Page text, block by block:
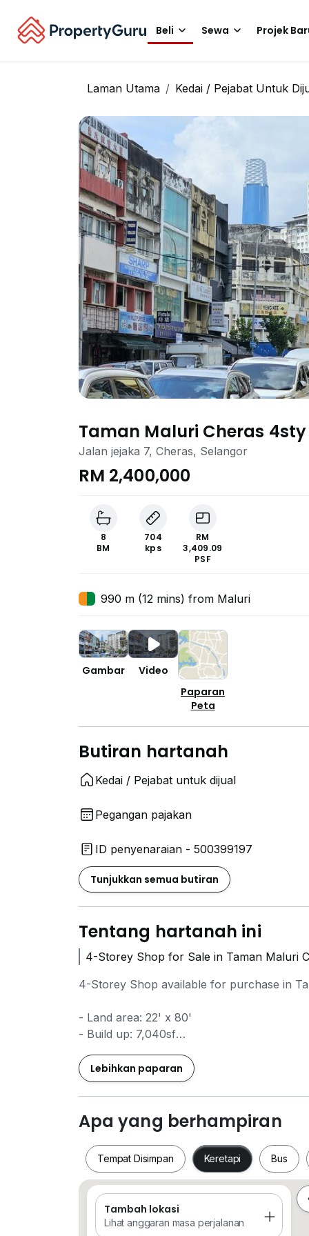
Beli Sewa Projek
Laman Utama Kedai / Pejabat Untuk
Taman Maluri Cheras 4sty
Jalan jejaka 7, Cheras, Selangor
RM 2,400,000
8
BM
704
kps
RM
3,409.09
PSF
990 m (12 mins) from Maluri
Gambar
Video
Paparan
Peta
Butiran hartanah
Kedai / Pejabat untuk dijual
Pegangan pajakan
ID penyenaraian - 500399197
Tunjukkan semua butiran
Tentang hartanah ini
4-Storey Shop for Sale in Taman Maluri
4-Storey Shop available for purchase in
- Land area: 22' x 80'
- Build up: 7,040sf
- Sale Price: RM2.4Mil
First come, first served!
=============================
Appointments for viewing are welcome.
=============================
Contact Max Pek at zero one two2170644
=============================
Owners are encouraged to list their
#Factory #Warehouse #Industrial
Lebihkan paparan
Apa yang berhampiran
Tempat Disimpan Keretapi Bus
Tempat Disimpan
Tambah lokasi
Lihat anggaran masa perjalanan